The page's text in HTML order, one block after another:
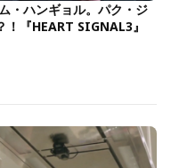
・ハンギョル。パク・ジ
『HEART SIGNAL3』